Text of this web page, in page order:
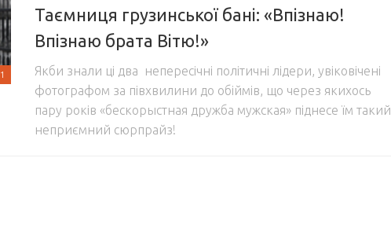
1
Таємниця грузинської бані: «Впізнаю!
Впізнаю брата Вітю!»
Якби знали ці два непересічні політичні лідери, увіковічені
фотографом за півхвилини до обіймів, що через якихось
пару років «бескорыстная дружба мужская» піднесе їм такий
неприємний сюрпрайз!